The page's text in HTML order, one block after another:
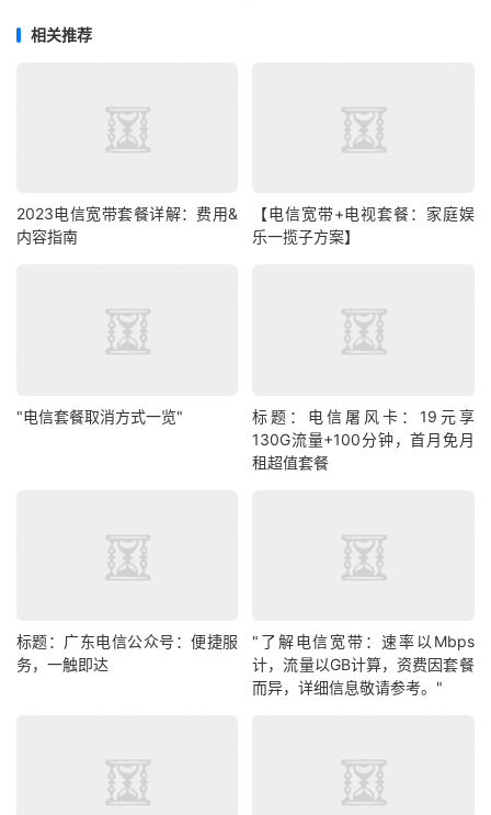
相关推荐
2023电信宽带套餐详解：费用&
内容指南
【电信宽带+电视套餐：家庭娱
乐一揽子方案】
"电信套餐取消方式一览"
标题：电信屠风卡：19元享
130G流量+100分钟，首月免月
租超值套餐
标题：广东电信公众号：便捷服
务，一触即达
"了解电信宽带：速率以Mbps
计，流量以GB计算，资费因套餐
而异，详细信息敬请参考。"